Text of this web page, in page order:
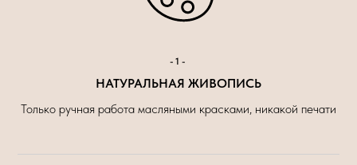
-1-
НАТУРАЛЬНАЯ ЖИВОПИСЬ
Только ручная работа масляными красками, никакой печати